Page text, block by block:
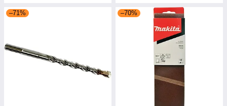
–71% –70%